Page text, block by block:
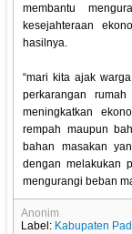
membantu
kesejahteraan
hasilnya.
“mari kita ajak
perkarangan
meningkatkan
rempah maupun
bahan masakan
dengan melakukan
mengurangi beban
Anonim
Label: Kabupaten